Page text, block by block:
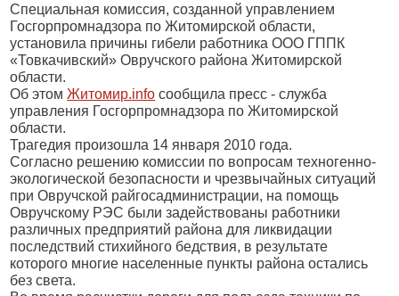
Специальная комиссия, созданной управлением
Госгорпромнадзора по Житомирской области,
установила причины гибели работника ООО ГППК
«Товкачивский» Овручского района Житомирской
области.
Об этомЖитомир.info сообщила пресс - служба
управления Госгорпромнадзора по Житомирской
области.
Трагедия произошла 14 января 2010 года.
Согласно решению комиссии по вопросам техногенно-
экологической безопасности и чрезвычайных ситуаций
при Овручской райгосадминистрации, на помощь
Овручскому РЭС были задействованы работники
различных предприятий района для ликвидации
последствий стихийного бедствия, в результате
которого многие населенные пункты района остались
без света.